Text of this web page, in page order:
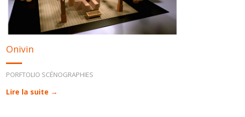
Onivin
PORFTOLIO SCÉNOGRAPHIES
Lire la suite →